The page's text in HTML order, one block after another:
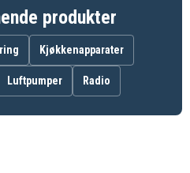
produkter
Kjøkkenapparater
Luftpumper Radio